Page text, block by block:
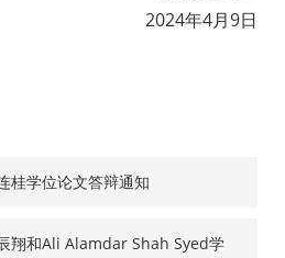
2024年4月9日
桂学位论文答辩通知
翔和Ali Alamdar Shah Syed学